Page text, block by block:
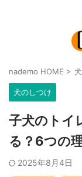
nademo HOME >
犬のしつけ
子犬のトイ
る？6つの
2025年8月4日